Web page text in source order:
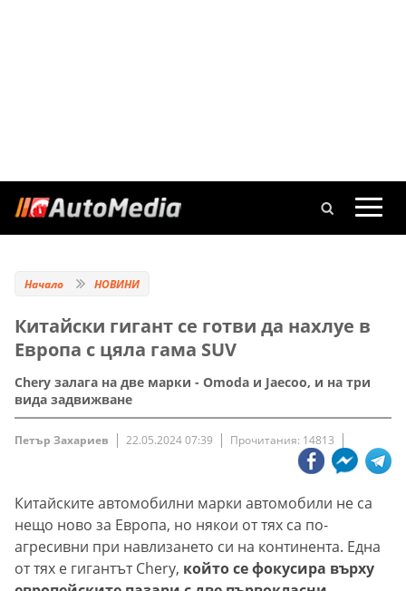
Начало НОВИНИ
Китайски гигант се готви да нахлуе в
Европа с цяла гама SUV
Chery залага на две марки - Omoda и Jaecoo, и на три
вида задвижване
Петър Захариев 22.05.2024 07:39 Прочитания: 14813
Китайските автомобилни марки автомобили не са
нещо ново за Европа, но някои от тях са по-
агресивни при навлизането си на континента. Една
от тях е гигантът Chery, който се фокусира върху